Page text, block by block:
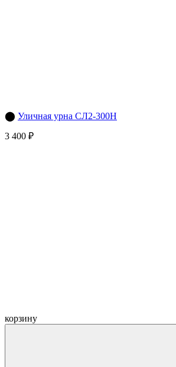
⬤ Уличная урна СЛ2-300Н
3 400 ₽
корзину